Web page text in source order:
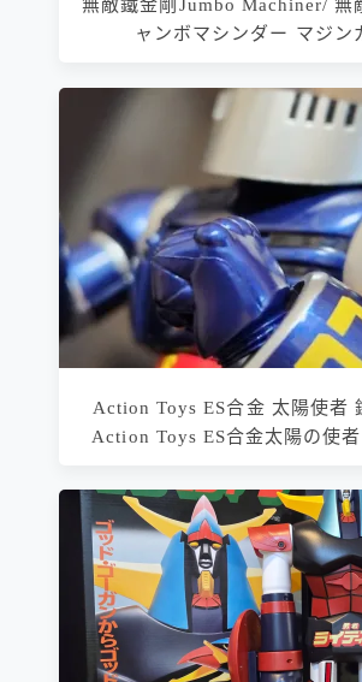
無敵鐵金剛Jumbo Machiner/ 無
ャンボマシンダー マジン
Action Toys ES合金 太陽使者
Action Toys ES合金太陽の使